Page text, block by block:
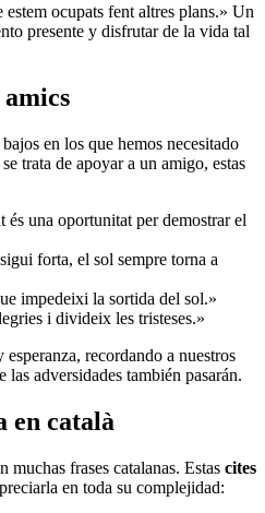
estem ocupats fent altres plans.» Un
presente y disfrutar de la vida tal
amics
en los que hemos necesitado
trata de apoyar a un amigo, estas
una oportunitat per demostrar el
forta, el sol sempre torna a
impedeixi la sortida del sol.»
i divideix les tristeses.»
recordando a nuestros
las adversidades también pasarán.
en català
muchas frases catalanas. Estas cites
en toda su complejidad: